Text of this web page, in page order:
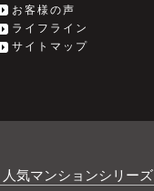
お客様の声
ライフライン
サイトマップ
人気マンションシリーズ